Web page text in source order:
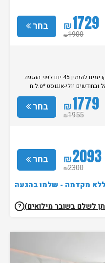
בחר ₪1729
₪1900
מבצע מיוחד למקדימים להזמין - מקדימים להזמין 45 יום לפני ההגעה
ישראל ובחודשים יולי-אוגוסט *ט.ל.ח
בחר ₪1779
₪1955
בחר ₪2093
₪2300
ללא מקדמה - שלמו בהגעה
לשלם בשובר מילואים) ?